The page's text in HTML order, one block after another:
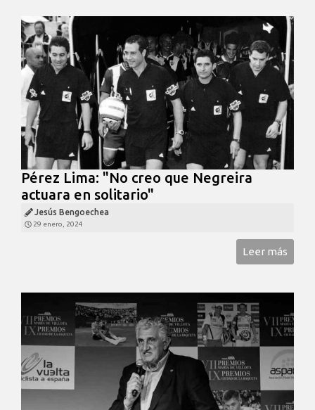
Pérez Lima: "No creo que Negreira
actuara en solitario"
Jesús Bengoechea
29 enero, 2024
Leer más